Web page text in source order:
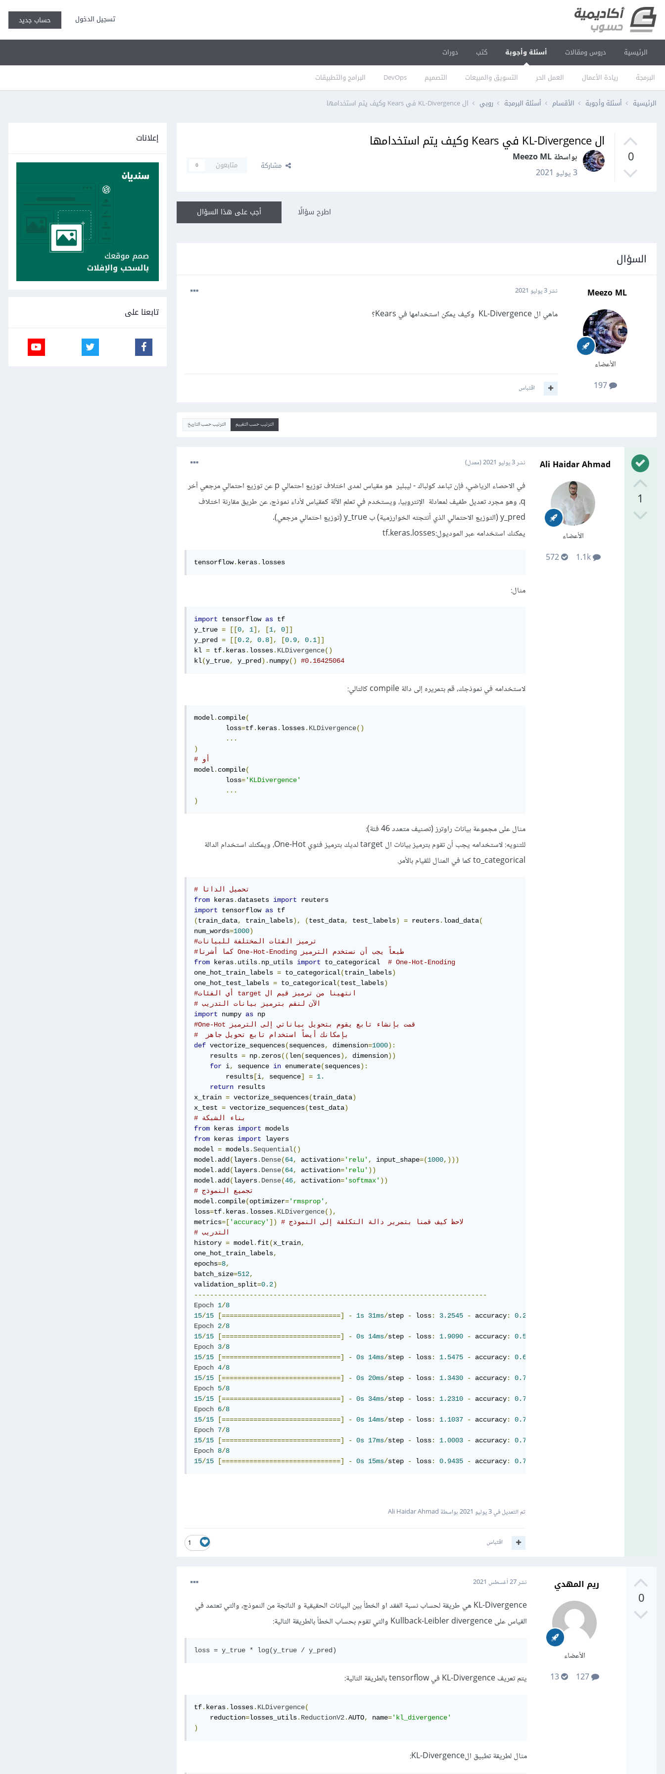
تسجيل الدخول حساب جديد
الرئيسية دروس ومقالات أسئلة وأجوبة
البرمجة ريادة الأعمال العمل الحر التسويق والمبيعات التصميم DevOps البرامج والتطبيقات
كتب دورات
الرئيسية أسئلة وأجوبة الأقسام أسئلة البرمجة روبي ال KL-Divergence في Kears وكيف يتم استخدامها
0
ال KL-Divergence في Kears وكيف يتم استخدامها
بواسطة Meezo ML
3 يوليو 2021
مشاركة متابعون 0
أجب على هذا السؤال اطرح سؤالًا
السؤال
Meezo ML
الأعضاء
197
نشر3 يوليو 2021
ماهي ال KL-Divergence وكيف يمكن استخدامها في Kears؟
اقتباس
الترتيب حسب التقييم الترتيب حسب التاريخ
1
Ali Haidar Ahmad
الأعضاء
1.1k
572
نشر3 يوليو 2021 (معدل)
في الاحصاء الرياضي، فإن تباعد كولباك - ليبلير ‏ هو مقياس لمدى اختلاف توزيع احتمالي p عن توزيع احتمالي مرجعي آخر
q، وهو مجرد تعديل طفيف لمعادلة الإنتروبيا، ويستخدم في تعلم الآلة كمقياس لأداء نموذج، عن طريق مقارنة اختلاف
y_pred (التوزيع الاحتمالي الذي أنتجته الخوارزمية) ب y_true (توزيع احتمالي مرجعي).
يمكنك استخدامه عبر الموديول:tf.keras.losses
tensorflow. keras. losses
مثال:
import tensorflow as tf
y_true = [[0, 1], [1, 0]]
y_pred = [[0.2, 0.8], [0.9, 0.1]]
kl = tf. keras. losses. KLDivergence()
kl(y_true, y_pred). numpy() #0.16425064
لاستخدامه في نموذجك، قم بتمريره إلى دالة compile كالتالي:
model. compile(
	loss
=tf. keras. losses. KLDivergence()
...
)
model. compile(
	loss
='KLDivergence'
...
)
مثال على مجموعة بيانات راوترز (تصنيف متعدد 46 فئة):
للتنويه: لاستخدامه يجب أن تقوم بترميز بيانات ال target لديك بترميز فئوي One-Hot، ويمكنك استخدام الدالة
to_categorical كما في المثال للقيام بالأمر.
# تحميل الداتا
from keras. datasets import
import tensorflow as
(train_data, train_labels), (test_data, test_labels) = reuters. load_data(
num_words=1000)
#ترميز الفئات المختلفة للبيانات
from keras. utils. np_utils import to_categorical # One-Hot-Enoding
one_hot_train_labels = to_categorical(train_labels)
one_hot_test_labels = to_categorical(test_labels)
import numpy as
#  بإمكانك أيضاً استخدام تابع تحويل جاهز
def vectorize_sequences(sequences, dimension=1000):
    results
= np. zeros((len(sequences), dimension))
for i, sequence in enumerate(sequences):
        results
[i, sequence] = 1.
return results
x_train = vectorize_sequences(train_data)
x_test = vectorize_sequences(test_data)
# بناء الشبكة
from keras import
from keras import layers
model = models.Sequential()
model. add(layers. Dense(64, activation='relu' , input_shape=(1000,)))
model. add(layers. Dense(64, activation='relu' ))
model. add(layers. Dense(46, activation='softmax' ))
model. compile(optimizer='rmsprop' ,
loss=tf. keras. losses. KLDivergence(),
metrics=[ 'accuracy' ])
# لاحظ كيف قمنا بتمرير دالة التكلفة إلى النموذج
# التدريب
history = model. fit(x_train,
one_hot_train_labels,
epochs=8,
batch_size=512,
validation_split=0.2)
--------------------------------------------------------------------------
Epoch 1/8
15/15 [==============================] - 1s 31ms/step - loss: 3.2545 - accuracy: 0.2897
Epoch 2/8
15/15 [==============================] - 0s 14ms/step - loss: 1.9090 - accuracy: 0.5904
Epoch 3/8
15/15 [==============================] - 0s 14ms/step - loss: 1.5475 - accuracy: 0.6557
Epoch 4/8
15/15 [==============================] - 0s 20ms/step - loss: 1.3430 - accuracy: 0.7036
Epoch 5/8
15/15 [==============================] - 0s 34ms/step - loss: 1.2310 - accuracy: 0.7298
Epoch 6/8
15/15 [==============================] - 0s 14ms/step - loss: 1.1037 - accuracy: 0.7569
Epoch 7/8
15/15 [==============================] - 0s 17ms/step - loss: 1.0003 - accuracy: 0.7809
Epoch 8/8
15/15 [==============================] - 0s 15ms/step - loss: 0.9435 - accuracy: 0.7911
تم التعديل في3 يوليو 2021 بواسطة Ali Haidar Ahmad
1 اقتباس
0
ريم المهدي
الأعضاء
127
13
نشر27 أغسطس 2021
KL-Divergence هي طريقة لحساب نسبة الفقد او الخطأ بين البيانات الحقيقية و الناتجة من النموذج، والتي تعتمد في
القياس على Kullback-Leibler divergence والتي تقوم بحساب الخطأ بالطريقة التالية:
loss = y_true * log(y_true / y_pred)
يتم تعريف KL-Divergence في tensorflow بالطريقة التالية:
tf. keras. losses. KLDivergence(
    reduction
=losses_utils. ReductionV2.AUTO, name='kl_divergence'
)
مثال لطريقة تطبيق الKL-Divergence:
إعلانات
تابعنا على